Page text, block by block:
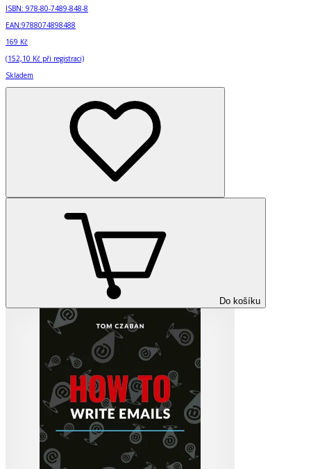
ISBN: 978-80-7489-848-8
EAN:9788074898488
169 Kč
(152,10 Kč při registraci)
Skladem
Do košíku